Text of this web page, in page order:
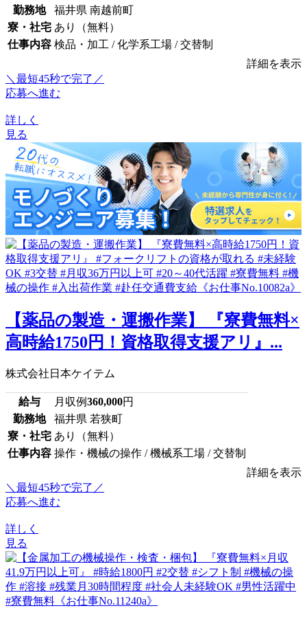
勤務地
福井県 南越前町
寮・社宅 あり（無料）
仕事内容 検品・加工 / 化学系工場 / 交替制
詳細を表示
＼最短45秒で完了／
応募へ進む
詳しく
見る
【薬品の製造・運搬作業】 『寮費無料×
高時給1750円！資格取得支援アリ』...
株式会社日本ケイテム
給与 月収例360,000円
勤務地
福井県 若狭町
寮・社宅 あり（無料）
仕事内容 操作・機械の操作 / 機械系工場 / 交替制
詳細を表示
＼最短45秒で完了／
応募へ進む
詳しく
見る